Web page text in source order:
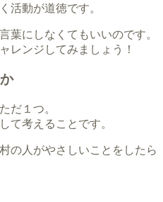
活動が道徳です。
葉にしなくてもいいのです。
レンジしてみましょう！
だ１つ。
て考えることです。
の人がやさしいことをしたら